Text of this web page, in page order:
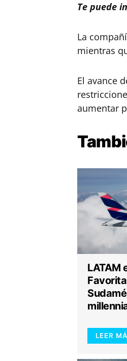
Te puede
La
mientras
El avance
aumentar
LATAM
LEER